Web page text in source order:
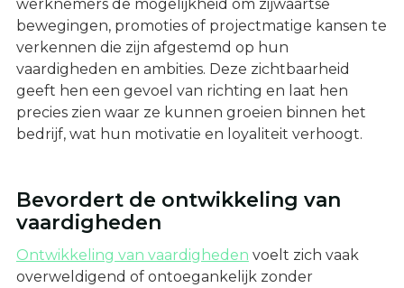
werknemers de mogelijkheid om zijwaartse
bewegingen, promoties of projectmatige kansen te
verkennen die zijn afgestemd op hun
vaardigheden en ambities. Deze zichtbaarheid
geeft hen een gevoel van richting en laat hen
precies zien waar ze kunnen groeien binnen het
bedrijf, wat hun motivatie en loyaliteit verhoogt.
Bevordert de ontwikkeling van
vaardigheden
Ontwikkeling van vaardigheden voelt zich vaak
overweldigend of ontoegankelijk zonder